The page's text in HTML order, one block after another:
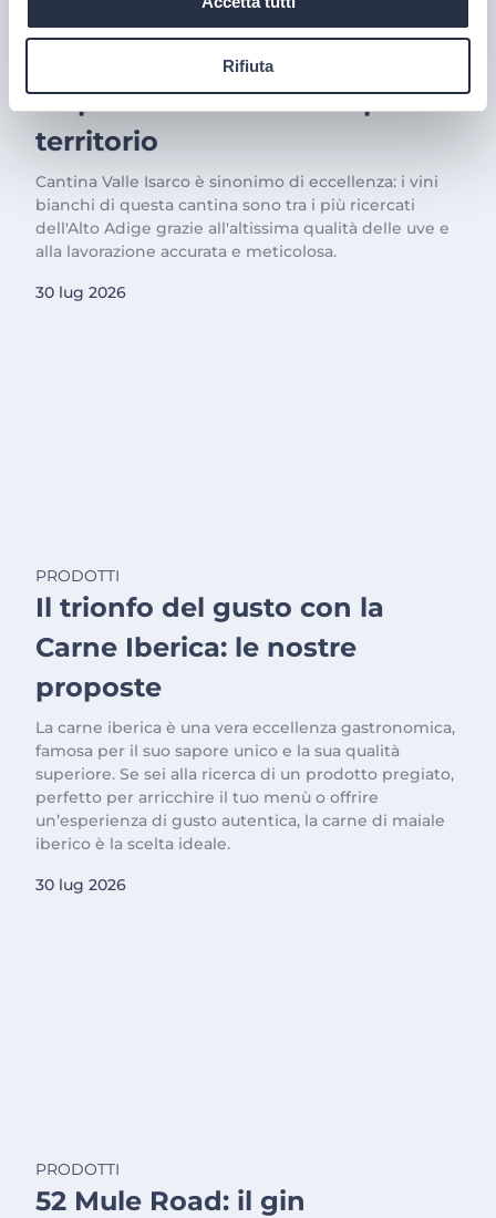
Rifiuta
PRODOTTI
Cantina Valle Isarco:
responsabilità e amore per il
territorio
Cantina Valle Isarco è sinonimo di eccellenza: i vini
bianchi di questa cantina sono tra i più ricercati
dell'Alto Adige grazie all'altissima qualità delle uve e
alla lavorazione accurata e meticolosa.
30 lug 2026
PRODOTTI
Il trionfo del gusto con la
Carne Iberica: le nostre
proposte
La carne iberica è una vera eccellenza gastronomica,
famosa per il suo sapore unico e la sua qualità
superiore. Se sei alla ricerca di un prodotto pregiato,
perfetto per arricchire il tuo menù o offrire
un’esperienza di gusto autentica, la carne di maiale
iberico è la scelta ideale.
30 lug 2026
PRODOTTI
52 Mule Road: il gin